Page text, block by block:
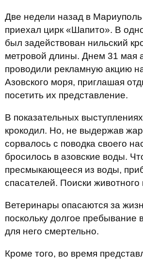
Две недели назад в Мариуполь
приехал цирк «Шапито». В
был задействован нильский
метровой длины. Днем 31 мая
проводили рекламную акцию
Азовского моря, приглашая
посетить их представление.
В показательных
крокодил. Но, не выдержав
сорвалось с поводка своего
бросилось в азовские воды.
пресмыкающееся из воды,
спасателей. Поиски
Ветеринары опасаются за
поскольку долгое пребывание
для него смертельно.
Кроме того, во время